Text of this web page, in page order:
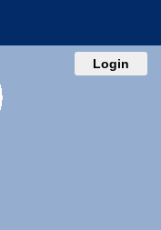
Login